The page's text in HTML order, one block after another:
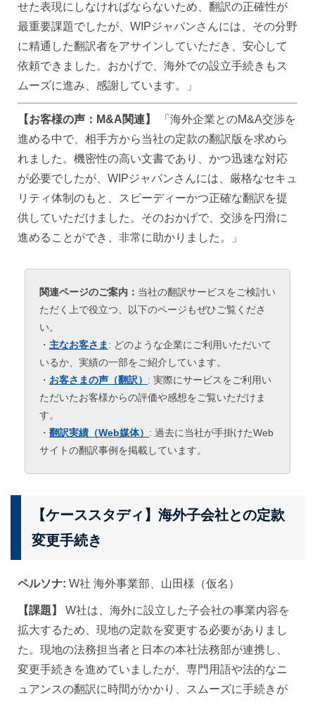
せた表現にしなければならないため、翻訳の正確性が
最重要課題でしたが、WIPジャパンさんには、その分野
に精通した翻訳者をアサインしていただき、安心して
依頼できました。おかげで、海外での設立手続きもス
ムーズに進み、感謝しています。」
【お客様の声：M&A関連】
「海外企業とのM&A交渉を
進める中で、相手方から当社の定款の翻訳版を求めら
れました。機密性の高い文書であり、かつ迅速な対応
が必要でしたが、WIPジャパンさんには、厳格なセキュ
リティ体制のもと、スピーディーかつ正確な翻訳を提
供していただけました。そのおかげで、交渉を円滑に
進めることができ、非常に助かりました。」
関連ページのご案内： 当社の翻訳サービスをご検討い
ただく上で役立つ、以下のページもぜひご覧くださ
い。
・ 主なお客さま : どのような企業にご利用いただいて
いるか、実績の一部をご紹介しています。
・ お客さまの声（翻訳） : 実際にサービスをご利用い
ただいたお客様からの評価や感想をご覧いただけま
す。
・ 翻訳実績（Web媒体） : 過去に当社が手掛けたWeb
サイトの翻訳事例を掲載しています。
【ケーススタディ】海外子会社との定款
変更手続き
ペルソナ: W社 海外事業部、山田様（仮名）
【課題】
W社は、海外に設立した子会社の事業内容を
拡大するため、現地の定款を変更する必要がありまし
た。現地の法務担当者と日本の本社法務部が連携し、
変更手続きを進めていましたが、専門用語や法的なニ
ュアンスの翻訳に時間がかかり、スムーズに手続きが